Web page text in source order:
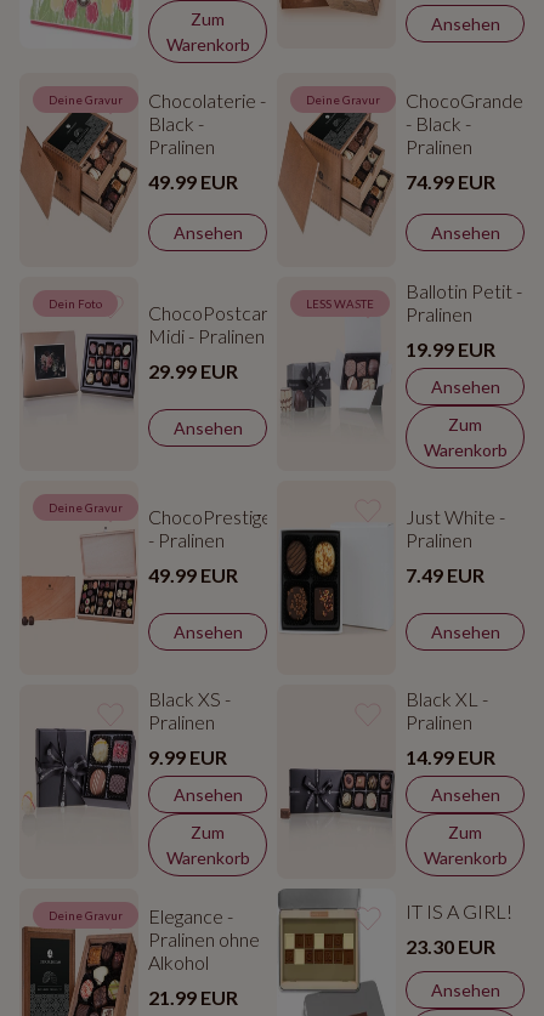
Zum
Warenkorb
Ansehen
Deine Gravur
Chocolaterie -
Black -
Pralinen
49.99 EUR
Ansehen
Deine Gravur
ChocoGrande
- Black -
Pralinen
74.99 EUR
Ansehen
Dein Foto
ChocoPostcard
Midi - Pralinen
29.99 EUR
Ansehen
LESS WASTE
Ballotin Petit -
Pralinen
19.99 EUR
Ansehen
Zum
Warenkorb
Deine Gravur
ChocoPrestige
- Pralinen
49.99 EUR
Ansehen
Just White -
Pralinen
7.49 EUR
Ansehen
Black XS -
Pralinen
9.99 EUR
Ansehen
Zum
Warenkorb
Black XL -
Pralinen
14.99 EUR
Ansehen
Zum
Warenkorb
Deine Gravur
Elegance -
Pralinen ohne
Alkohol
21.99 EUR
IT IS A GIRL!
23.30 EUR
Ansehen